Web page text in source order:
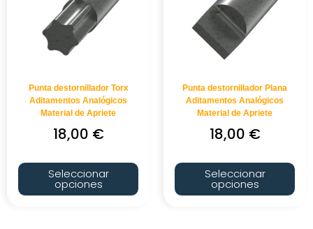
Punta destornillador Torx
Aditamentos Analógicos
Material de Apriete
18,00 €
Seleccionar
opciones
Punta destornillador Plana
Aditamentos Analógicos
Material de Apriete
18,00 €
Seleccionar
opciones